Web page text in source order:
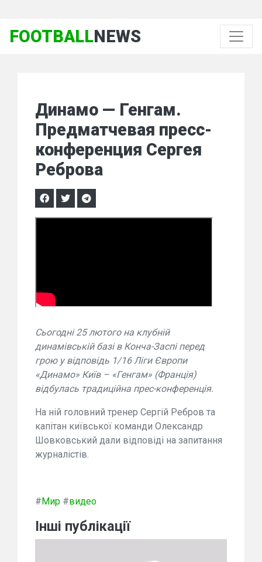
FOOTBALLNEWS
Динамо — Генгам.
Предматчевая пресс-
конференция Сергея
Реброва
Сьогодні 25 лютого на клубній
динамівській базі в Конча-Заспі перед
грою у відповідь 1/16 Ліги Європи
«Динамо» Київ – «Генгам» (Франція)
відбулась традиційна прес-конференція.
На ній головний тренер Сергій Ребров та
капітан київської команди Олександр
Шовковський дали відповіді на запитання
журналістів.
#Мир #видео
Інші публікації